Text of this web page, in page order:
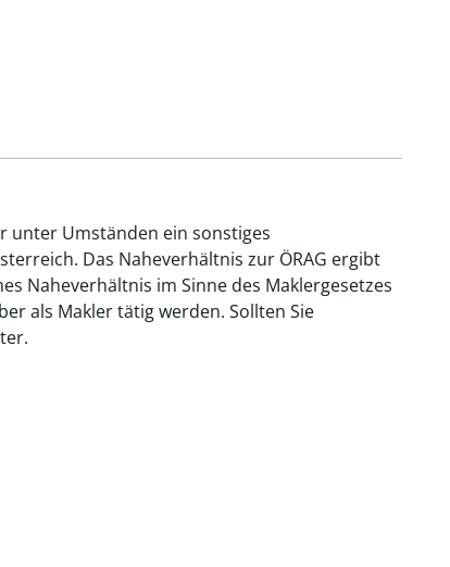
unter Umständen ein sonstiges
Das Naheverhältnis zur ÖRAG ergibt
Naheverhältnis im Sinne des Maklergesetzes
als Makler tätig werden. Sollten Sie